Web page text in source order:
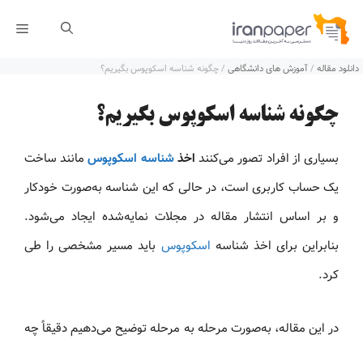
پرش
محتوا
دانلود مقاله /آموزش های دانشگاهی /چگونه شناسه اسکوپوس بگیریم؟
چگونه شناسه اسکوپوس بگیریم؟
بسیاری از افراد تصور می‌کنند اخذشناسه اسکوپوسمانند ساخت
یک حساب کاربری است، در حالی که این شناسه به‌صورت خودکار
و بر اساس انتشار مقاله در مجلات نمایه‌شده ایجاد می‌شود.
بنابراین برای اخذ شناسه اسکوپوس باید مسیر مشخصی را طی
کرد.
در این مقاله، به‌صورت مرحله به مرحله توضیح می‌دهیم دقیقاً چه